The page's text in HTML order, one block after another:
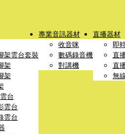
架雲台套裝
架
架
台
雲台
雲台
專業音訊器材
收音咪
數碼錄音機
對講機
直播器材
即
直
直
無